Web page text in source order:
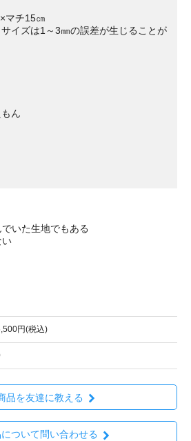
マチ15㎝
イズは1～3㎜の誤差が生じることが
ん
いた生地でもある
い
円(税込)
品を友達に教える
ついて問い合わせる